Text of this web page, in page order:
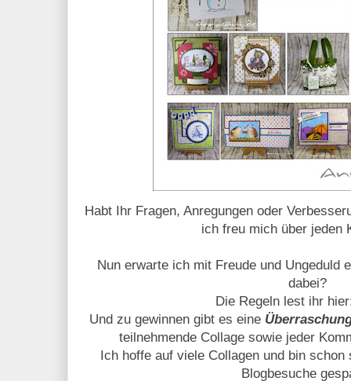
Habt Ihr Fragen, Anregungen oder
ich freu mich über jeden
Nun erwarte ich mit Freude und Ungeduld
dabei?
Die Regeln lest ihr
Und zu gewinnen gibt es eine
teilnehmende Collage sowie jeder
Ich hoffe auf viele Collagen und bin
Blogbesuche